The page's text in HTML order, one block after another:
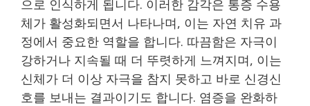
으로 인식하게 됩니다. 이러한 감각은 통증 수용
체가 활성화되면서 나타나며, 이는 자연 치유 과
정에서 중요한 역할을 합니다. 따끔함은 자극이
강하거나 지속될 때 더 뚜렷하게 느껴지며, 이는
신체가 더 이상 자극을 참지 못하고 바로 신경신
호를 보내는 결과이기도 합니다. 염증을 완화하